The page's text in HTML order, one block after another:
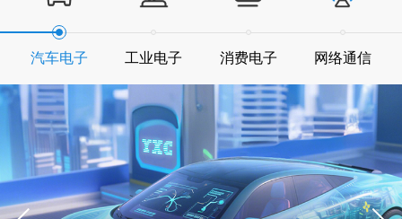
汽车电子 工业电子 消费电子 网络通信